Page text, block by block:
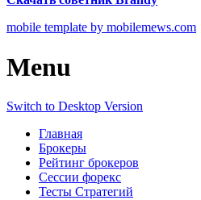
mobile template by mobilemews.com
Menu
Switch to Desktop Version
Главная
Брокеры
Рейтинг брокеров
Сессии форекс
Тесты Стратегий